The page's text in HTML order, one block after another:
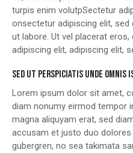
turpis enim volutpSectetur
onsectetur adipiscing elit,
ut labore. Ut vel placerat
adipiscing elit, adipiscing elit,
SED UT PERSPICIATIS UNDE OMNIS
Lorem ipsum dolor sit amet,
diam nonumy eirmod tempor
magna aliquyam erat, sed
accusam et justo duo
gubergren, no sea takimata